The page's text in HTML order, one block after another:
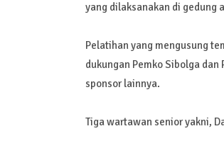
yang dilaksanakan di gedung
Pelatihan yang mengusung
dukungan Pemko Sibolga
sponsor lainnya.
Tiga wartawan senior yakni,